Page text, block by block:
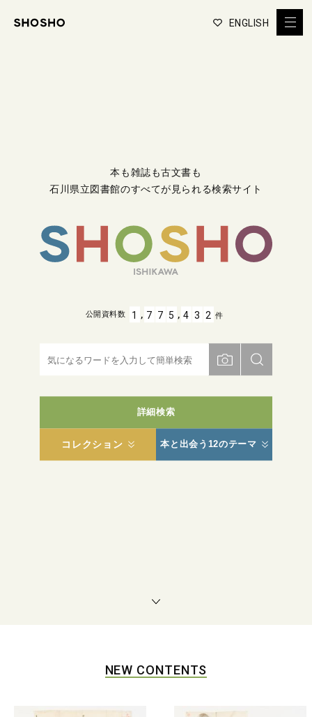
ENGLISH
本も雑誌も古文書も
石川県立図書館のすべてが見られる検索サイト
詳細検索
コレクション 本と出会う12のテーマ
公開資料数 1 , 7 7 5 , 4 3 2 件
NEW CONTENTS